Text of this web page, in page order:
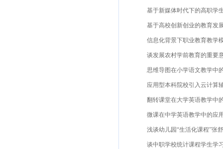
基于新媒体时代下的高职学生
基于高校创新创业的教育发展
信息化背景下职业教育教学模
谈发展农村学前教育的重要
思维导图在小学语文教学中的
应用型本科院校引入云计算
翻转课堂在大学英语教学中的
微课在中学英语教学中的应
浅谈幼儿园“生活化课程”张
谈中职学校统计课程学生学习